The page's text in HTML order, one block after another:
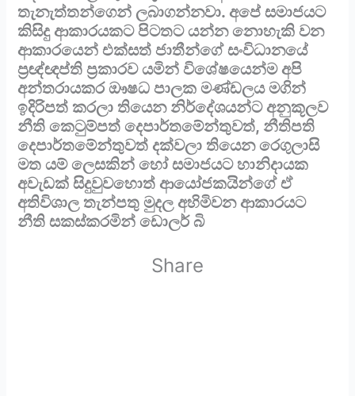
තැනැත්තන්ගෙන් ලබාගන්නවා. අපේ සමාජයට
කිසිදු ආකාරයකට පිටතට යන්න නොහැකි වන
ආකාරයෙන් එක්සත් ජාතීන්ගේ සංවිධානයේ
ප්‍රඥ්ඥප්ති ප්‍රකාරව යමින් විශේෂයෙන්ම අපි
අන්තරායකර ඖෂධ පාලක මණ්ඩලය මගින්
ඉදිරිපත් කරලා තියෙන නිර්දේශයන්ට අනුකූලව
නීති කෙටුම්පත් දෙපාර්තමේන්තුවත්, නීතිපති
දෙපාර්තමේන්තුවත් දක්වලා තියෙන රෙගුලාසි
මත යම් ලෙසකින් හෝ සමාජයට හානිදායක
අවැඩක් සිදුවුවහොත් ආයෝජකයින්ගේ ඒ
අතිවිශාල තැන්පතු මුදල අහිමිවන ආකාරයට
නීති සකස්කරමින් ඩොලර් බි
Share